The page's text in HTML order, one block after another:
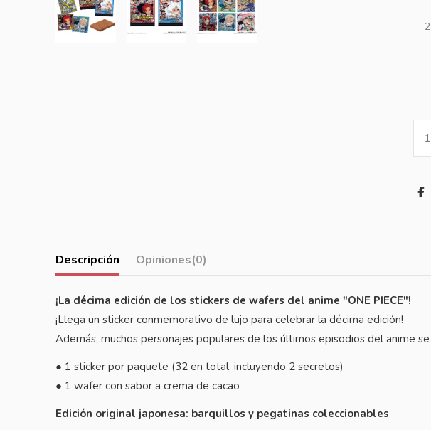
Descripción Opiniones(0)
¡La décima edición de los stickers de wafers del anime "ONE PIECE"!
¡Llega un sticker conmemorativo de lujo para celebrar la décima edición!
Además, muchos personajes populares de los últimos episodios del anime
● 1 sticker por paquete (32 en total, incluyendo 2 secretos)
● 1 wafer con sabor a crema de cacao
Edición original japonesa: barquillos y pegatinas coleccionables